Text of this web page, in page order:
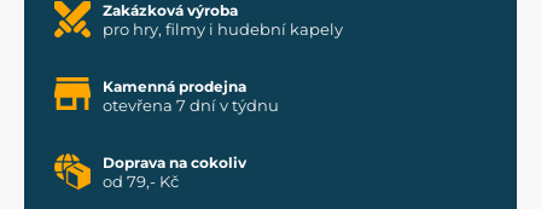
Zakázková výroba
pro hry, filmy i hudební kapely
Kamenná prodejna
otevřena 7 dní v týdnu
Doprava na cokoliv
od 79,- Kč